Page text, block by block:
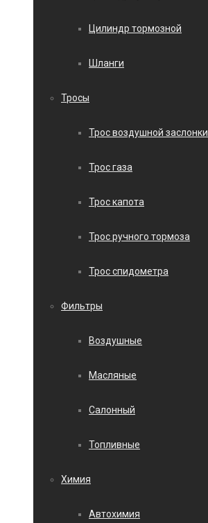
Цилиндр тормозной
Шланги
Тросы
Трос воздушной заслонки
Трос газа
Трос капота
Трос ручного тормоза
Трос спидометра
Фильтры
Воздушные
Масляные
Салонный
Топливные
Химия
Автохимия